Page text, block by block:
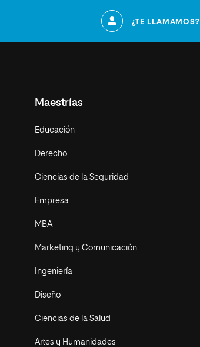
¿TE LLAMAMOS?
Maestrías
Educación
Derecho
Ciencias de la Seguridad
Empresa
MBA
Marketing y Comunicación
Ingeniería
Diseño
Ciencias de la Salud
Artes y Humanidades